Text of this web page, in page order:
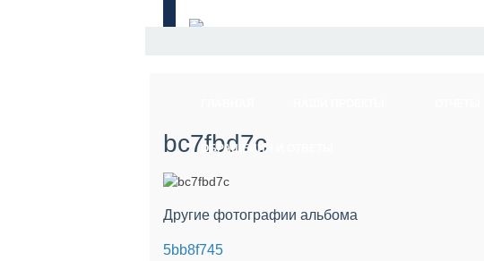
ОБРАЩЕНИЯ И ОТВЕТЫ
bc7fbd7c
Другие фотографии альбома
5bb8f745